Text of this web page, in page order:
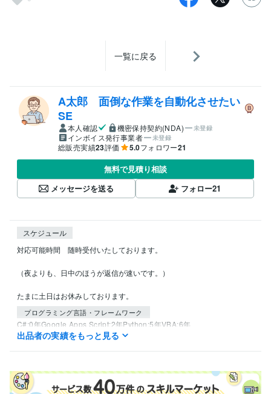
一覧に戻る
A太郎 面倒な作業を自動化させたい
SE
本人確認 機密保持契約(NDA) 未登録
インボイス発行事業者 未登録
総販売実績23評価 5.0フォロワー21
無料で見積り相談
メッセージを送る
フォロー21
スケジュール
対応可能時間　随時受付いたしております。
（夜よりも、日中のほうが返信が速いです。）
たまに土日はお休みしております。
プログラミング言語・フレームワーク
C#:0年Google Apps Script:2年Python:5年VBA:6年
使用した情報収集
ビジネス代行・事務代行 リサーチ全般
出品者の実績をもっと見る